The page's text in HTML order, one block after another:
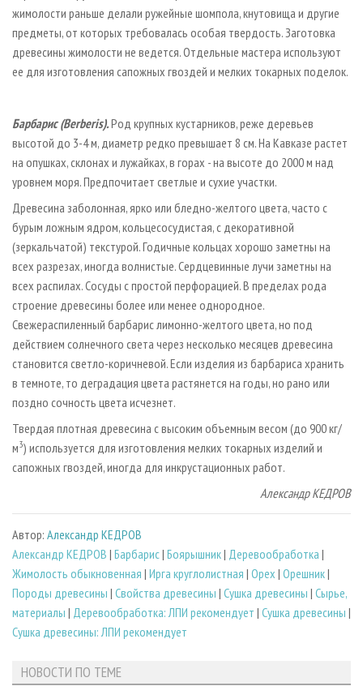
жимолости раньше делали ружейные шомпола, кнутовища и другие
предметы, от которых требовалась особая твердость. Заготовка
древесины жимолости не ведется. Отдельные мастера используют
ее для изготовления сапожных гвоздей и мелких токарных поделок.
Барбарис (Berberis).Род крупных кустарников, реже деревьев
высотой до 3-4 м, диаметр редко превышает 8 см. На Кавказе растет
на опушках, склонах и лужайках, в горах - на высоте до 2000 м над
уровнем моря. Предпочитает светлые и сухие участки.
Древесина заболонная, ярко­ или бледно-­желтого цвета, часто с
бурым ложным ядром, кольцесосудистая, с декоративной
(зеркальчатой) текстурой. Годичные кольцах хорошо заметны на
всех разрезах, иногда волнистые. Сердцевинные лучи заметны на
всех распилах. Сосуды с простой перфорацией. В пределах рода
строение древесины более или менее однородное.
Свежераспиленный барбарис лимонно-желтого цвета, но под
действием солнечного света через несколько месяцев древесина
становится светло­-коричневой. Если изделия из барбариса хранить
в темноте, то деградация цвета растянется на годы, но рано или
поздно сочность цвета исчезнет.
Твердая плотная древесина с высоким объемным весом (до 900 кг/
м3) используется для изготовления мелких токарных изделий и
сапожных гвоздей, иногда для инкрустационных работ.
Александр КЕДРОВ
Автор: Александр КЕДРОВ
Александр КЕДРОВ | Барбарис| Боярышник| Деревообработка |
Жимолость обыкновенная | Ирга круглолистная | Орех | Орешник|
Породы древесины | Свойства древесины | Сушка древесины | Сырье,
материалы | Деревообработка: ЛПИ рекомендует | Сушка древесины |
Сушка древесины: ЛПИ рекомендует
НОВОСТИ ПО ТЕМЕ